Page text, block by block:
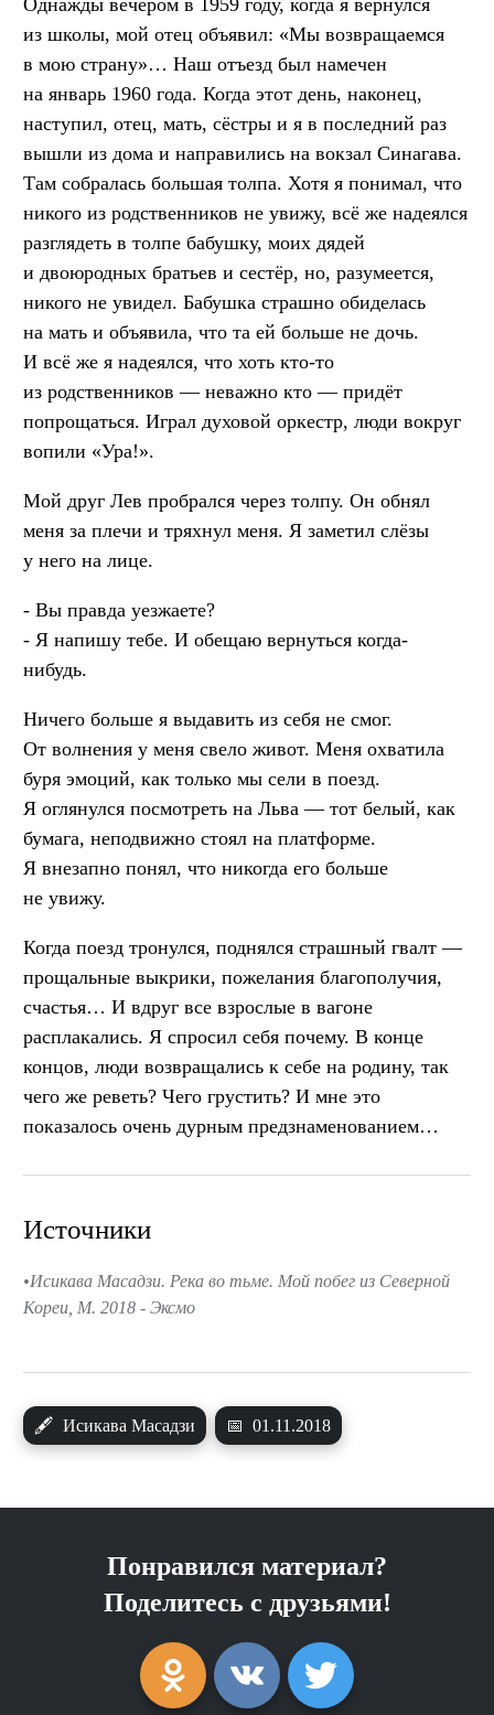
Однажды вечером в 1959 году, когда я вернулся
из школы, мой отец объявил: «Мы возвращаемся
в мою страну»… Наш отъезд был намечен
на январь 1960 года. Когда этот день, наконец,
наступил, отец, мать, сёстры и я в последний раз
вышли из дома и направились на вокзал Синагава.
Там собралась большая толпа. Хотя я понимал, что
никого из родственников не увижу, всё же надеялся
разглядеть в толпе бабушку, моих дядей
и двоюродных братьев и сестёр, но, разумеется,
никого не увидел. Бабушка страшно обиделась
на мать и объявила, что та ей больше не дочь.
И всё же я надеялся, что хоть кто-то
из родственников — неважно кто — придёт
попрощаться. Играл духовой оркестр, люди вокруг
вопили «Ура!».
Мой друг Лев пробрался через толпу. Он обнял
меня за плечи и тряхнул меня. Я заметил слёзы
у него на лице.
- Вы правда уезжаете?
- Я напишу тебе. И обещаю вернуться когда-
нибудь.
Ничего больше я выдавить из себя не смог.
От волнения у меня свело живот. Меня охватила
буря эмоций, как только мы сели в поезд.
Я оглянулся посмотреть на Льва — тот белый, как
бумага, неподвижно стоял на платформе.
Я внезапно понял, что никогда его больше
не увижу.
Когда поезд тронулся, поднялся страшный гвалт —
прощальные выкрики, пожелания благополучия,
счастья… И вдруг все взрослые в вагоне
расплакались. Я спросил себя почему. В конце
концов, люди возвращались к себе на родину, так
чего же реветь? Чего грустить? И мне это
показалось очень дурным предзнаменованием…
🖋 Исикава Масадзи 📅 01.11.2018
Источники
Исикава Масадзи. Река во тьме. Мой побег из Северной
Кореи, М. 2018 - Эксмо
Понравился материал?
Поделитесь с друзьями!